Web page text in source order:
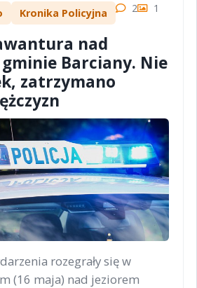
Kronika Policyjna 2 1
nad
Barciany. Nie
zatrzymano
rozegrały się w
(16 maja) nad jeziorem